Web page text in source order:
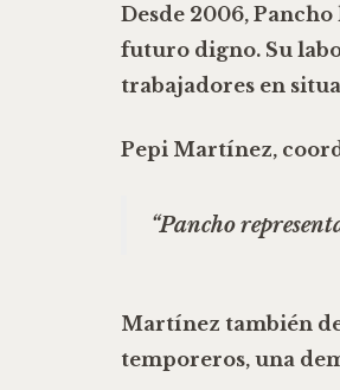
Desde 2006,
futuro digno. Su
trabajadores en
Pepi Martínez,
“Pancho
Martínez también
temporeros, una